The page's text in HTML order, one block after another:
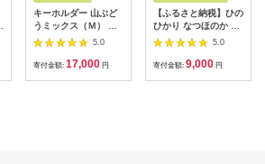
キーホルダー 山ぶど
うミックス（Ｍ） 山
形県鶴岡市 アトリエ
かおる | 山葡萄 雑貨
キーホルダー ギフト
5.0
寄付金額: 17,000 円
【ふるさと納税】ひの
ひかり なつほのか あ
きほなみ 選べる 品種
定期便 米 2kg
5kg《出荷時期をお選
5.0
寄付金額: 9,000 円